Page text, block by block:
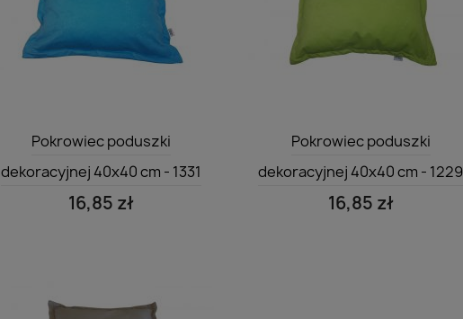
 Szybki podgląd
Pokrowiec poduszki
dekoracyjnej 40x40 cm - 1331
16,85 zł
 Szybki podgląd
Pokrowiec poduszki
dekoracyjnej 40x40 cm - 1229
16,85 zł